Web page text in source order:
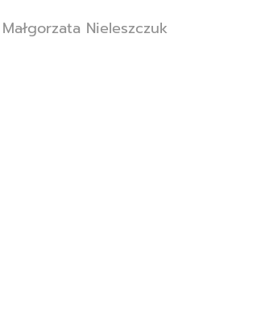
Małgorzata Nieleszczuk